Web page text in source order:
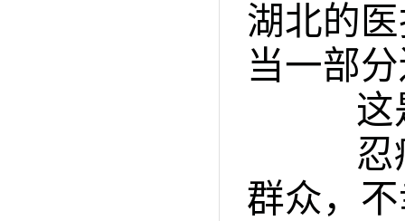
湖北的
当一部
这是
忍痛
群众，